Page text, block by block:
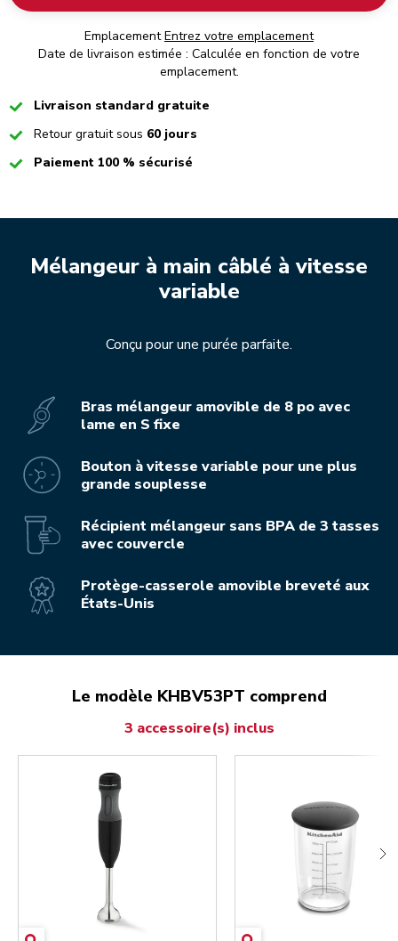
Emplacement Entrez votre emplacement
Date de livraison estimée : Calculée en fonction de votre
emplacement.
CheckedLivraison standard gratuite
CheckedRetour gratuit sous 60 jours
CheckedPaiement 100 % sécurisé
Mélangeur à main câblé à vitesse
variable
Conçu pour une purée parfaite.
Bras mélangeur amovible de 8 po avec
lame en S fixe
Bouton à vitesse variable pour une plus
grande souplesse
Récipient mélangeur sans BPA de 3 tasses
avec couvercle
Protège-casserole amovible breveté aux
États-Unis
Le modèle KHBV53PT comprend
3 accessoire(s) inclus